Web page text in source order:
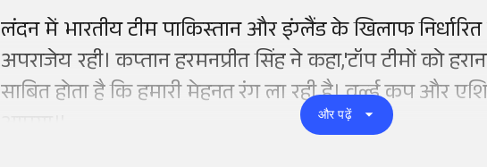
लंदन में भारतीय टीम पाकिस्तान और इंग्लैंड के खिलाफ
अपराजेय रही। कप्तान हरमनप्रीत सिंह ने कहा,'टॉप टीमों को
साबित होता है कि हमारी मेहनत रंग ला रही है। वर्ल्ड कप और
और पढ़ें